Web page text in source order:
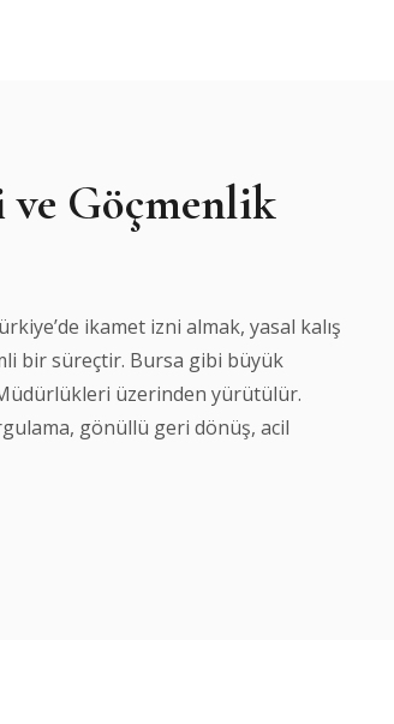
ve Göçmenlik
ikamet izni almak, yasal kalış
bir süreçtir. Bursa gibi büyük
üzerinden yürütülür.
gönüllü geri dönüş, acil